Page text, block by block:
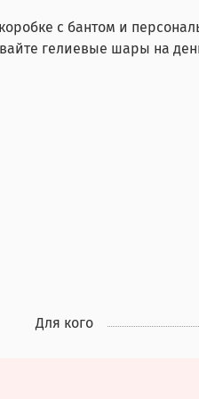
с бантом и
гелиевые шары на
Для кого